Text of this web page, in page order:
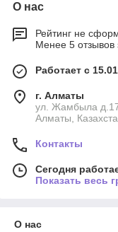
О нас
Рейтинг не
Менее 5 отзывов
Работает с
г. Алматы
ул. Жамбыла
Алматы,
Контакты
Сегодня
Показать весь
О нас